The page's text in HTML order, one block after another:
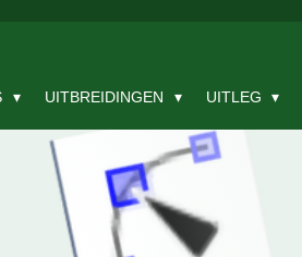
UITBREIDINGEN UITLEG